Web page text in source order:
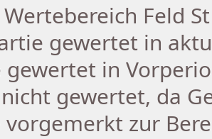
Wertebereich Feld
gewertet in
gewertet in
gewertet, da
vorgemerkt zur